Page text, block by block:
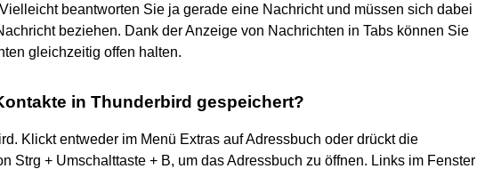
beantworten Sie ja gerade eine Nachricht und müssen sich dabei
beziehen. Dank der Anzeige von Nachrichten in Tabs können Sie
gleichzeitig offen halten.
in Thunderbird gespeichert?
Klickt entweder im Menü Extras auf Adressbuch oder drückt die
Strg + Umschalttaste + B, um das Adressbuch zu öffnen. Links im Fenster